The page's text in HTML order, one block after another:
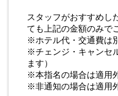
スタッフがおすすめし
ても上記の金額のみで
※ホテル代・交通費は
※チェンジ・キャンセ
ます）
※本指名の場合は適用
※非通知の場合は適用